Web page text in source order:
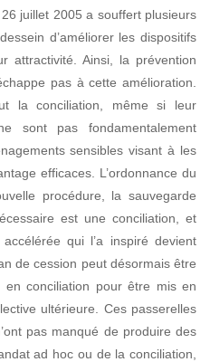
juillet 2005 a souffert plusieurs
d’améliorer les dispositifs
attractivité. Ainsi, la prévention
pas à cette amélioration.
la conciliation, même si leur
sont pas fondamentalement
sensiblesvisant à les
efficaces. L’ordonnance du
procédure, la sauvegarde
est une conciliation, et
qui l’a inspiré devient
de cession peut désormais être
conciliation pour être mis en
ultérieure. Ces passerelles
pas manqué de produire des
ad hoc ou de la conciliation,